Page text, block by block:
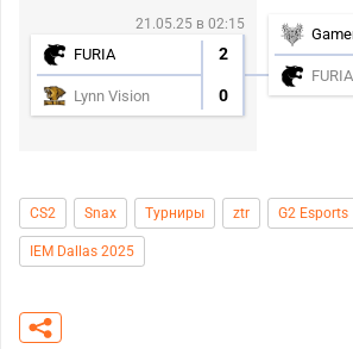
21.05.25 в 02:15
FURIA 2
Lynn Vision 0
FURIA
CS2 Snax Турниры ztr G2 Esports
IEM Dallas 2025